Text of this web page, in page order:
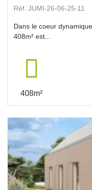
Réf. JUMI-26-06-25-11
Dans le coeur
408m² est...
408m²